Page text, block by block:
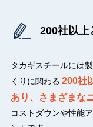
200社以上
タカギスチールには
くりに関わる 200社
あり、さまざまな
コストダウンや性能